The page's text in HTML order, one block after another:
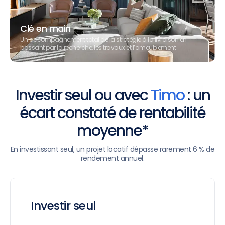
Clé en main
Un accompagnement total de la stratégie à la livraison en
passant par la recherche, les travaux et l’ameublement
Investir seul ou avecTimo: un
écart constaté de rentabilité
moyenne*
En investissant seul, un projet locatif dépasse rarement 6 % de
rendement annuel.
Investir seul